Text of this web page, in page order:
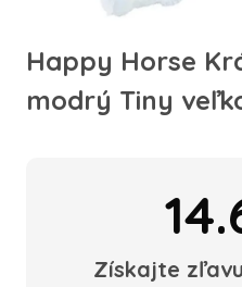
Happy Horse
modrý Tiny
Získajte